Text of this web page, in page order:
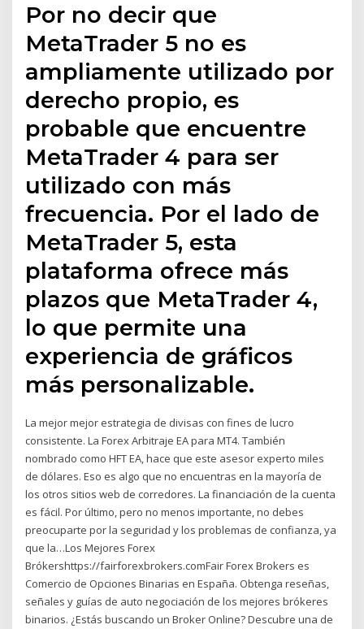
Por no decir que
MetaTrader 5 no es
ampliamente utilizado por
derecho propio, es
probable que encuentre
MetaTrader 4 para ser
utilizado con más
frecuencia. Por el lado de
MetaTrader 5, esta
plataforma ofrece más
plazos que MetaTrader 4,
lo que permite una
experiencia de gráficos
más personalizable.
La mejor mejor estrategia de divisas con fines de lucro
consistente. La Forex Arbitraje EA para MT4. También
nombrado como HFT EA, hace que este asesor experto miles
de dólares. Eso es algo que no encuentras en la mayoría de
los otros sitios web de corredores. La financiación de la cuenta
es fácil. Por último, pero no menos importante, no debes
preocuparte por la seguridad y los problemas de confianza, ya
que la…Los Mejores Forex
Brókershttps://fairforexbrokers.comFair Forex Brokers es
Comercio de Opciones Binarias en España. Obtenga reseñas,
señales y guías de auto negociación de los mejores brókeres
binarios. ¿Estás buscando un Broker Online? Descubre una de